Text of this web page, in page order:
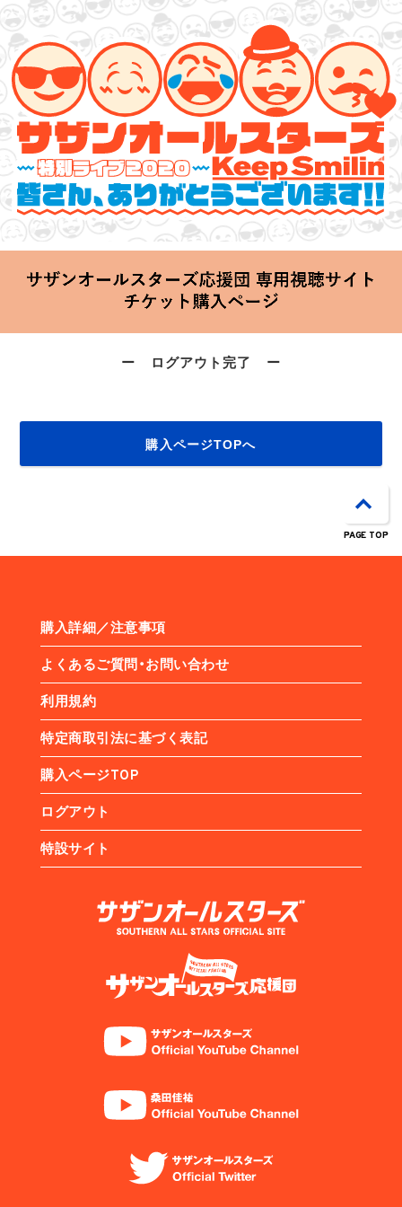
サザンオールスターズ 特別ライブ 2020
「Keep Smilin’～皆さん、ありがとうございます!!～」
2020.06.25 Thu 20:00 Start at 横浜アリーナ
ー ログアウト完了 ー
購入ページTOPへ
購入詳細／注意事項
よくあるご質問・お問い合わせ
利用規約
特定商取引法に基づく表記
購入ページTOP
ログアウト
特設サイト
PAGE TOP